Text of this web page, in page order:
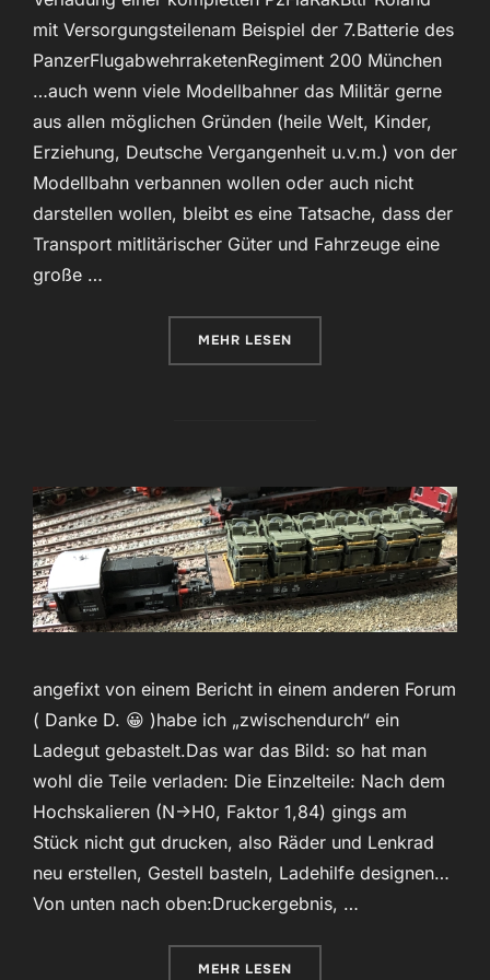
mit Versorgungsteilenam Beispiel der 7.Batterie des
PanzerFlugabwehrraketenRegiment 200 München
…auch wenn viele Modellbahner das Militär gerne
aus allen möglichen Gründen (heile Welt, Kinder,
Erziehung, Deutsche Vergangenheit u.v.m.) von der
Modellbahn verbannen wollen oder auch nicht
darstellen wollen, bleibt es eine Tatsache, dass der
Transport mitlitärischer Güter und Fahrzeuge eine
große …
MEHR ÜBER „PZFLARAKBTTR ROLAND“
LESEN
angefixt von einem Bericht in einem anderen Forum
( Danke D. 😀 )habe ich „zwischendurch“ ein
Ladegut gebastelt.Das war das Bild: so hat man
wohl die Teile verladen: Die Einzelteile: Nach dem
Hochskalieren (N->H0, Faktor 1,84) gings am
Stück nicht gut drucken, also Räder und Lenkrad
neu erstellen, Gestell basteln, Ladehilfe designen…
Von unten nach oben:Druckergebnis, …
MEHR ÜBER „LADEGUT WILLYS JEEPS“
LESEN